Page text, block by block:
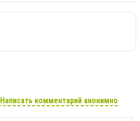
Написать комментарий анонимно